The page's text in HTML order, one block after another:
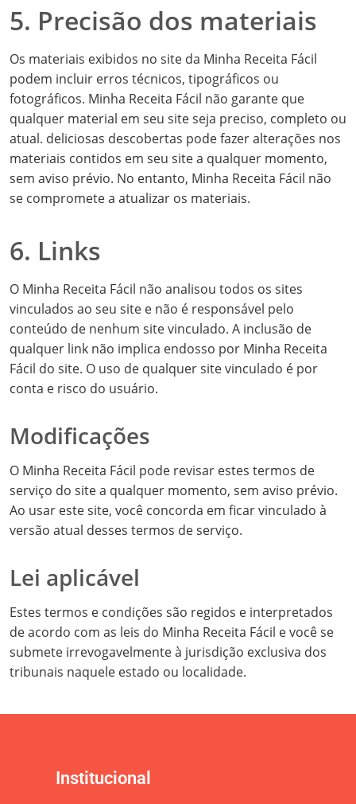
5. Precisão dos materiais
Os materiais exibidos no site da Minha Receita Fácil
podem incluir erros técnicos, tipográficos ou
fotográficos. Minha Receita Fácil não garante que
qualquer material em seu site seja preciso, completo ou
atual. deliciosas descobertas pode fazer alterações nos
materiais contidos em seu site a qualquer momento,
sem aviso prévio. No entanto, Minha Receita Fácil não
se compromete a atualizar os materiais.
6. Links
O Minha Receita Fácil não analisou todos os sites
vinculados ao seu site e não é responsável pelo
conteúdo de nenhum site vinculado. A inclusão de
qualquer link não implica endosso por Minha Receita
Fácil do site. O uso de qualquer site vinculado é por
conta e risco do usuário.
Modificações
O Minha Receita Fácil pode revisar estes termos de
serviço do site a qualquer momento, sem aviso prévio.
Ao usar este site, você concorda em ficar vinculado à
versão atual desses termos de serviço.
Lei aplicável
Estes termos e condições são regidos e interpretados
de acordo com as leis do Minha Receita Fácil e você se
submete irrevogavelmente à jurisdição exclusiva dos
tribunais naquele estado ou localidade.
Institucional